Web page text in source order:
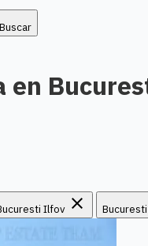
Buscar
en
Ilfov close Bucuresti